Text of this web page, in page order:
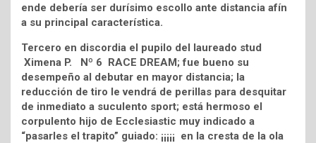
ende debería ser durísimo escollo ante distancia afín
a su principal característica.
Tercero en discordia el pupilo del laureado stud
Ximena P. Nº 6 RACE DREAM; fue bueno su
desempeño al debutar en mayor distancia; la
reducción de tiro le vendrá de perillas para desquitar
de inmediato a suculento sport; está hermoso el
corpulento hijo de Ecclesiastic muy indicado a
“pasarles el trapito” guiado: ¡¡¡¡¡ en la cresta de la ola